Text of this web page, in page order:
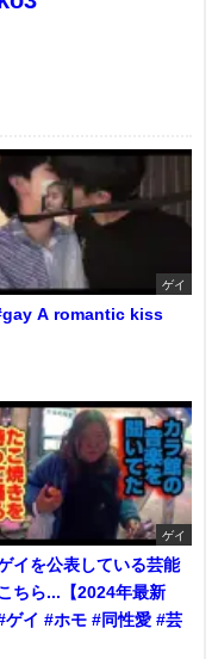
ゲイ
A romantic kiss
ゲイ
イを公表している芸能
ちら...【2024年最新
ゲイ #ホモ #同性愛 #芸